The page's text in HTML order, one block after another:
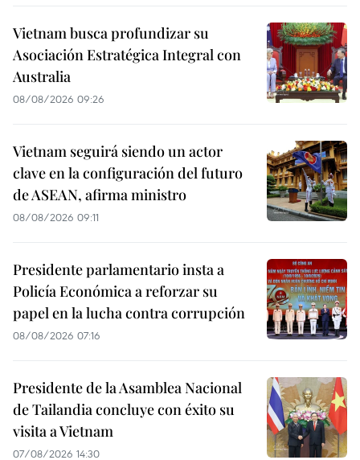
Vietnam busca profundizar su
Asociación Estratégica Integral con
Australia
08/08/2026 09:26
Vietnam seguirá siendo un actor
clave en la configuración del futuro
de ASEAN, afirma ministro
08/08/2026 09:11
Presidente parlamentario insta a
Policía Económica a reforzar su
papel en la lucha contra corrupción
08/08/2026 07:16
Presidente de la Asamblea Nacional
de Tailandia concluye con éxito su
visita a Vietnam
07/08/2026 14:30